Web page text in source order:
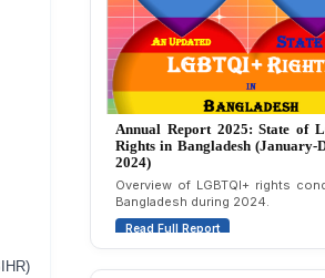
Strongly
Politically
Attempted
Against 14
Journalists in Dhaka
JOINT
Condemning
Interference
Democratic
of the Legal
Bangladesh
Annual Report 2024: State of
Rights in Bangladesh (January-
2023)
Bangladesh during 2023.
Read Full Report